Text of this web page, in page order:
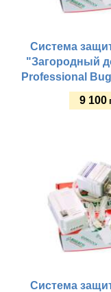
Система
"Загородный
Professional
9 100
Система